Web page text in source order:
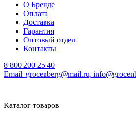
О Бренде
Оплата
Доставка
Гарантия
Оптовый отдел
Контакты
8 800 200 25 40
Email: grocenberg@mail.ru,
Каталог товаров